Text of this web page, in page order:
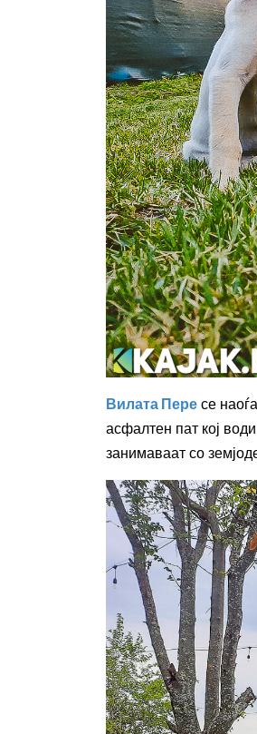
Вилата Пересе
асфалтен пат кој
занимаваат со